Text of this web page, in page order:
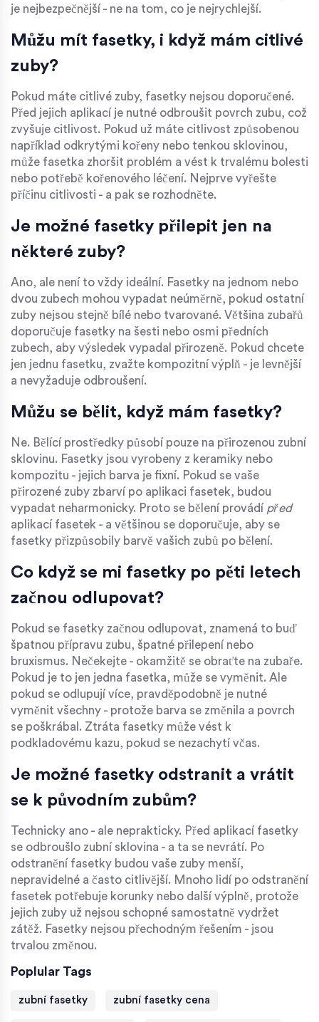
je nejbezpečnější - ne na tom, co je nejrychlejší.
Můžu mít fasetky, i když mám citlivé
zuby?
Pokud máte citlivé zuby, fasetky nejsou doporučené.
Před jejich aplikací je nutné odbroušit povrch zubu, což
zvyšuje citlivost. Pokud už máte citlivost způsobenou
například odkrytými kořeny nebo tenkou sklovinou,
může fasetka zhoršit problém a vést k trvalému bolesti
nebo potřebě kořenového léčení. Nejprve vyřešte
příčinu citlivosti - a pak se rozhodněte.
Je možné fasetky přilepit jen na
některé zuby?
Ano, ale není to vždy ideální. Fasetky na jednom nebo
dvou zubech mohou vypadat neúměrně, pokud ostatní
zuby nejsou stejně bílé nebo tvarované. Většina zubařů
doporučuje fasetky na šesti nebo osmi předních
zubech, aby výsledek vypadal přirozeně. Pokud chcete
jen jednu fasetku, zvažte kompozitní výplň - je levnější
a nevyžaduje odbroušení.
Můžu se bělit, když mám fasetky?
Ne. Bělící prostředky působí pouze na přirozenou zubní
sklovinu. Fasetky jsou vyrobeny z keramiky nebo
kompozitu - jejich barva je fixní. Pokud se vaše
přirozené zuby zbarví po aplikaci fasetek, budou
vypadat neharmonicky. Proto se bělení provádí před
aplikací fasetek - a většinou se doporučuje, aby se
fasetky přizpůsobily barvě vašich zubů po bělení.
Co když se mi fasetky po pěti letech
začnou odlupovat?
Pokud se fasetky začnou odlupovat, znamená to buď
špatnou přípravu zubu, špatné přilepení nebo
bruxismus. Nečekejte - okamžitě se obraťte na zubaře.
Pokud je to jen jedna fasetka, může se vyměnit. Ale
pokud se odlupují více, pravděpodobně je nutné
vyměnit všechny - protože barva se změnila a povrch
se poškrábal. Ztráta fasetky může vést k
podkladovému kazu, pokud se nezachytí včas.
Je možné fasetky odstranit a vrátit
se k původním zubům?
Technicky ano - ale neprakticky. Před aplikací fasetky
se odbroušlo zubní sklovina - a ta se nevrátí. Po
odstranění fasetky budou vaše zuby menší,
nepravidelné a často citlivější. Mnoho lidí po odstranění
fasetek potřebuje korunky nebo další výplně, protože
jejich zuby už nejsou schopné samostatně vydržet
zátěž. Fasetky nejsou přechodným řešením - jsou
trvalou změnou.
Poplular Tags
zubní fasetky zubní fasetky cena